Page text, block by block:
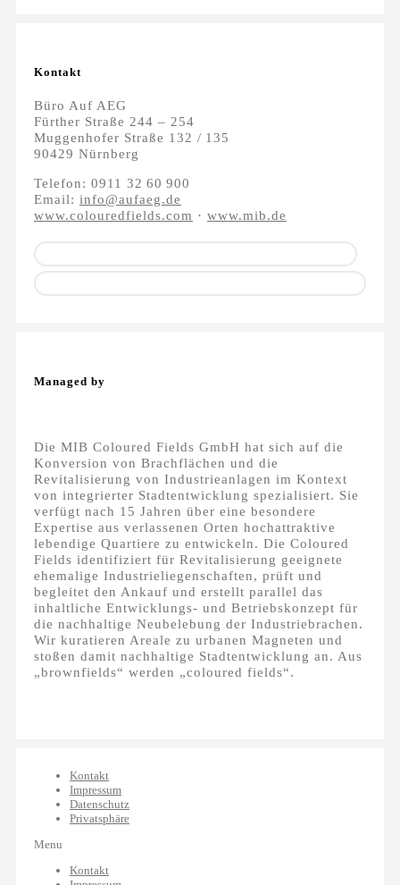
Kontakt
Büro Auf AEG
Fürther Straße 244 – 254
Muggenhofer Straße 132 / 135
90429 Nürnberg
Telefon: 0911 32 60 900
Email: info@aufaeg.de
www.colouredfields.com · www.mib.de
Managed by
Die MIB Coloured Fields GmbH hat sich auf die
Konversion von Brachflächen und die
Revitalisierung von Industrieanlagen im Kontext
von integrierter Stadtentwicklung spezialisiert. Sie
verfügt nach 15 Jahren über eine besondere
Expertise aus verlassenen Orten hochattraktive
lebendige Quartiere zu entwickeln. Die Coloured
Fields identifiziert für Revitalisierung geeignete
ehemalige Industrieliegenschaften, prüft und
begleitet den Ankauf und erstellt parallel das
inhaltliche Entwicklungs- und Betriebskonzept für
die nachhaltige Neubelebung der Industriebrachen.
Wir kuratieren Areale zu urbanen Magneten und
stoßen damit nachhaltige Stadtentwicklung an. Aus
„brownfields“ werden „coloured fields“.
Kontakt
Impressum
Datenschutz
Privatsphäre
Menu
Kontakt